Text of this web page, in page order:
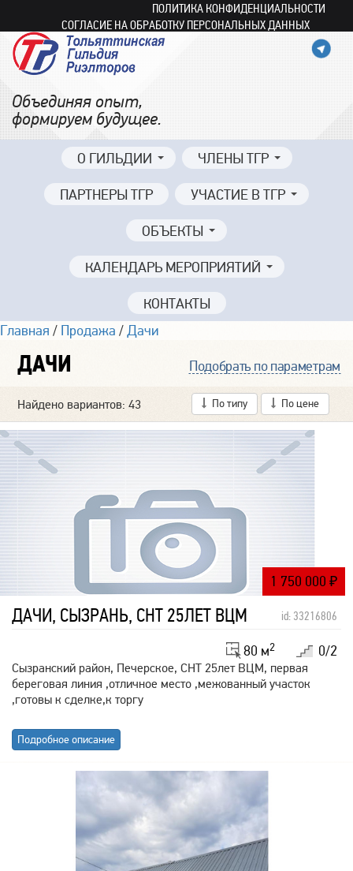
ПОЛИТИКА КОНФИДЕНЦИАЛЬНОСТИ
СОГЛАСИЕ НА ОБРАБОТКУ ПЕРСОНАЛЬНЫХ ДАННЫХ
Объединяя опыт,
формируем будущее.
О ГИЛЬДИИ ЧЛЕНЫ ТГР
ПАРТНЕРЫ ТГР УЧАСТИЕ В ТГР
ОБЪЕКТЫ
КАЛЕНДАРЬ МЕРОПРИЯТИЙ
КОНТАКТЫ
Главная / Продажа /Дачи
ДАЧИ Подобрать по параметрам
Найдено вариантов: 43 По типу По цене
1 750 000 ₽
ДАЧИ, СЫЗРАНЬ, СНТ 25ЛЕТ ВЦМ id: 33216806
0/2
80 м2
Сызранский район, Печерское, СНТ 25лет ВЦМ, первая
береговая линия ,отличное место ,межованный участок
,готовы к сделке,к торгу
Подробное описание